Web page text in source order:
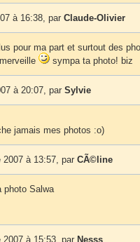
à 16:38, par Claude-Olivier
pour ma part et surtout des
sympa ta photo! biz
à 20:07, par Sylvie
jamais mes photos :o)
2007 à 13:57, par CÃ©line
photo Salwa
2007 à 15:53, par Nesss